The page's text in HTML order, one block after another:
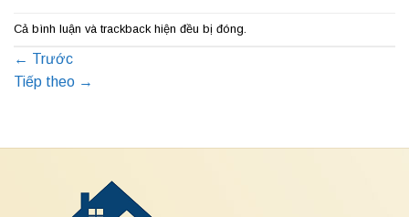
Cả bình luận và trackback hiện đều bị đóng.
← Trước
Tiếp theo →